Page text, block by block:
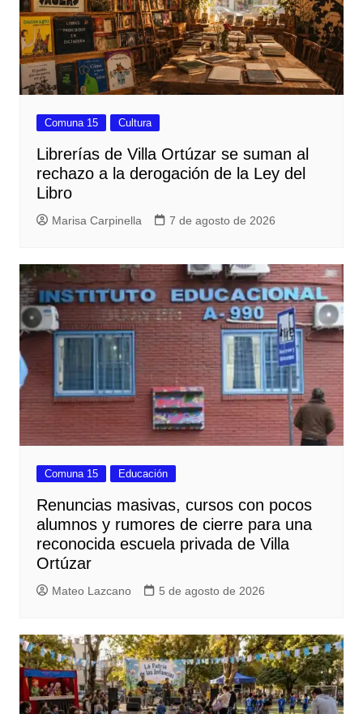
Comuna 15 Cultura
Librerías de Villa Ortúzar se suman al
rechazo a la derogación de la Ley del
Libro
Marisa Carpinella 7 de agosto de 2026
Comuna 15 Educación
Renuncias masivas, cursos con pocos
alumnos y rumores de cierre para una
reconocida escuela privada de Villa
Ortúzar
Mateo Lazcano 5 de agosto de 2026